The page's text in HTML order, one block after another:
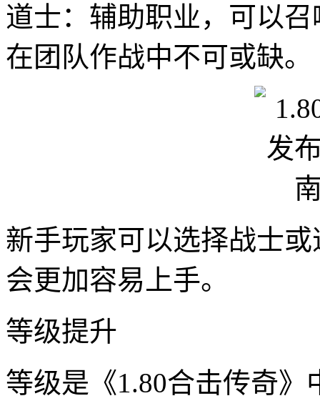
道士：辅助职业，可以
在团队作战中不可或缺。
新手玩家可以选择战士
会更加容易上手。
等级提升
等级是《1.80合击传奇